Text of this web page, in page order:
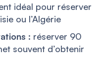
idéal pour réserver
ou l’Algérie
: réserver 90
souvent d’obtenir